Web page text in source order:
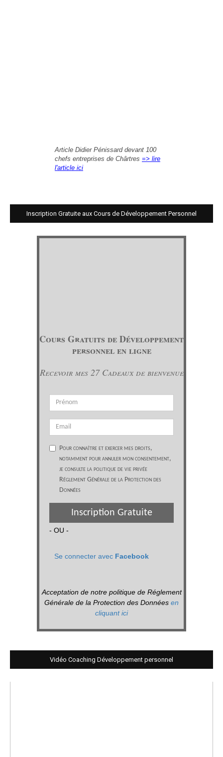
Article Didier Pénissard devant 100
chefs entreprises de Chârtres => lire
l'article ici
Inscription Gratuite aux Cours de Développement Personnel
Cours Gratuits de Développement
personnel en ligne
Recevoir mes 27 Cadeaux de bienvenue
Pour connaître et exercer mes droits,
notamment pour annuler mon consentement,
je consulte la politique de vie privée
Réglement Générale de la Protection des
Données
Inscription Gratuite
- OU -
Se connecter avec Facebook
Acceptation de notre politique de Réglement
Générale de la Protection des Données en
cliquant ici
Vidéo Coaching Développement personnel